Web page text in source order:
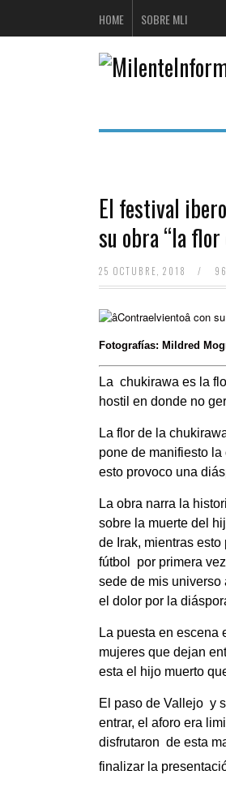
HOME SOBRE MLI
El festival
su obra “la
25 OCTUBRE, 2018 /
Fotografías: Mildred
La chukirawa es la
hostil en donde no
La flor de la
pone de manifiesto
esto provoco una
La obra narra la
sobre la muerte del
de Irak, mientras
fútbol
por primera
sede de mis universo
el dolor por la
La puesta en escena
mujeres que dejan
esta el hijo muerto
El paso de Vallejo y
entrar, el aforo era
disfrutaron de esta
finalizar la